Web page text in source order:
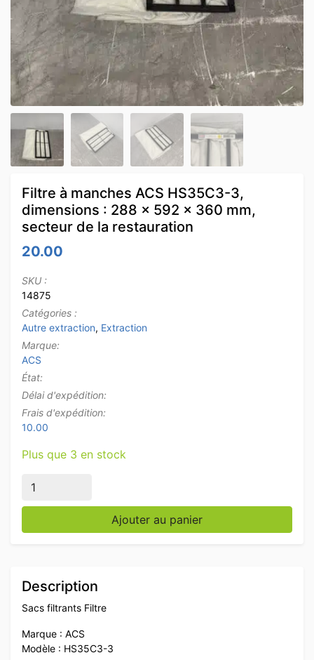
Filtre à manches ACS HS35C3-3,
dimensions : 288 x 592 x 360 mm,
secteur de la restauration
20.00
SKU :
14875
Catégories :
Autre extraction, Extraction
Marque:
ACS
État:
Délai d'expédition:
Frais d'expédition:
10.00
Plus que 3 en stock
quantité de Filtre à manches ACS HS35C3-3,
Ajouter au panier
Description
Sacs filtrants Filtre
Marque : ACS
Modèle : HS35C3-3